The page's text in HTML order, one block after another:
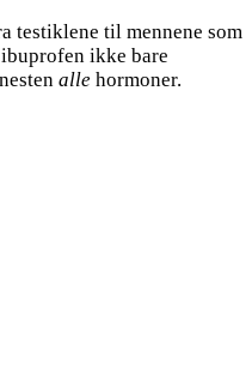
testiklene til mennene som
ikke bare
alle hormoner.